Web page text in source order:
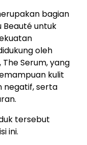
bagian
Beauté untuk
oleh
Serum, yang
kulit
negatif, serta
tersebut
ini.